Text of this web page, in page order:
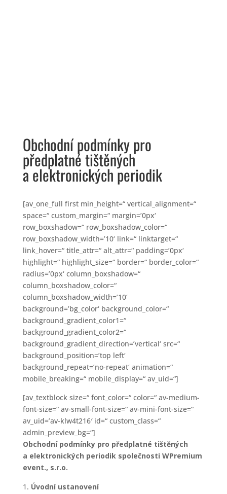
Obchodní podmínky pro
předplatné tištěných
a elektronických periodik
[av_one_full first min_height=“ vertical_alignment=“
space=“ custom_margin=“ margin=’0px‘
row_boxshadow=“ row_boxshadow_color=“
row_boxshadow_width=’10‘ link=“ linktarget=“
link_hover=“ title_attr=“ alt_attr=“ padding=’0px‘
highlight=“ highlight_size=“ border=“ border_color=“
radius=’0px‘ column_boxshadow=“
column_boxshadow_color=“
column_boxshadow_width=’10‘
background=’bg_color‘ background_color=“
background_gradient_color1=“
background_gradient_color2=“
background_gradient_direction=’vertical‘ src=“
background_position=’top left‘
background_repeat=’no-repeat‘ animation=“
mobile_breaking=“ mobile_display=“ av_uid=“]
[av_textblock size=“ font_color=“ color=“ av-medium-
font-size=“ av-small-font-size=“ av-mini-font-size=“
av_uid=’av-klw4t216′ id=“ custom_class=“
admin_preview_bg=“]
Obchodní podmínky pro předplatné tištěných
a elektronických periodik společnosti WPremium
event., s.r.o.
Úvodní ustanovení